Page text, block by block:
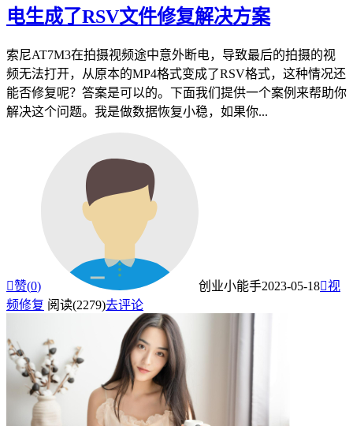
电生成了RSV文件修复解决方案
索尼AT7M3在拍摄视频途中意外断电，导致最后的拍摄的视
频无法打开，从原本的MP4格式变成了RSV格式，这种情况还
能否修复呢？答案是可以的。下面我们提供一个案例来帮助你
解决这个问题。我是做数据恢复小稳，如果你...
赞(0) 创业小能手2023-05-18视
频修复 阅读(2279)去评论